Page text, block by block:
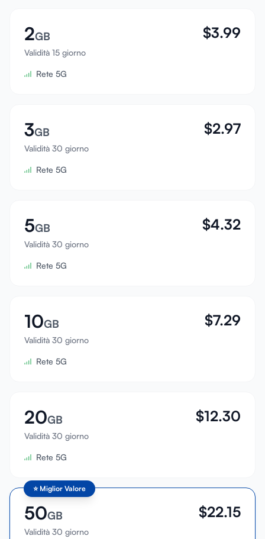
2GB
Validità 15 giorno
$3.99
Rete 5G
3GB
Validità 30 giorno
$2.97
Rete 5G
5GB
Validità 30 giorno
$4.32
Rete 5G
10GB
Validità 30 giorno
$7.29
Rete 5G
20GB
Validità 30 giorno
$12.30
Rete 5G
⭐ Miglior Valore
50GB
Validità 30 giorno
$22.15